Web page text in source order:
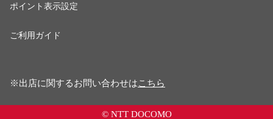
ポイント表示設定
ご利用ガイド
※出店に関するお問い合わせはこちら
© NTT DOCOMO